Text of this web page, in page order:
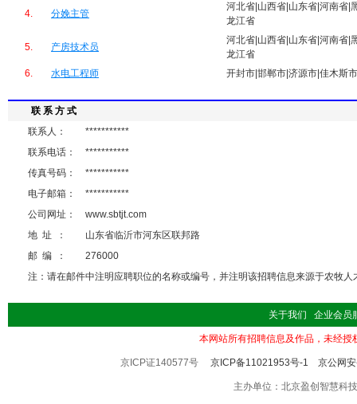
4. 分娩主管
河北省|山西省|山东省|河南省|
龙江省
5. 产房技术员
河北省|山西省|山东省|河南省|
龙江省
6.
水电工程师 开封市|邯郸市|济源市|佳木斯
联 系 方 式
联系人：
***********
联系电话：
***********
传真号码：
***********
电子邮箱：
***********
公司网址：
www.sbtjt.com
地 址 ：
山东省临沂市河东区联邦路
邮 编 ：
276000
注：请在邮件中注明应聘职位的名称或编号，并注明该招聘信息来源于农牧人
关于我们 企业会员
本网站所有招聘信息及作品，未经
京ICP证140577号 京ICP备11021953号-1 京公网
主办单位：北京盈创智慧科